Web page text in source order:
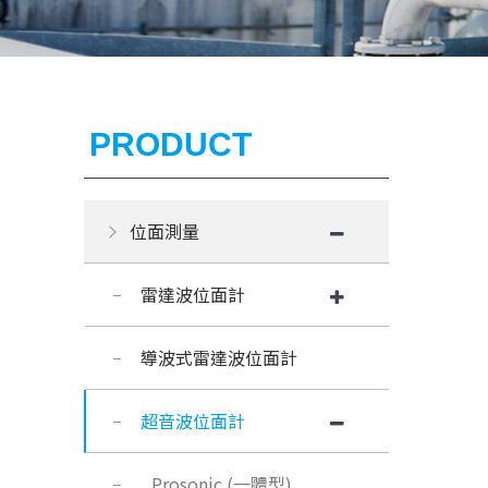
PRODUCT
位面測量
雷達波位面計
導波式雷達波位面計
超音波位面計